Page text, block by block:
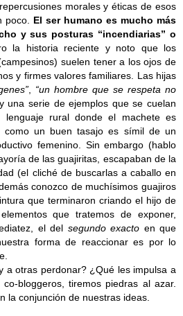
morales y éticas de esos
poco. El ser humano es mucho más
y sus posturas “incendiarias” o
la historia reciente y noto que los
suelen tener a los ojos de
y firmes valores familiares. Las hijas
“un hombre que se respeta no
y una serie de ejemplos que se cuelan
rural donde el machete es
como un buen tasajo es símil de un
femenino. Sin embargo (hablo
de las guajiritas, escapaban de la
(el cliché de buscarlas a caballo en
conozco de muchísimos guajiros
que terminaron criando el hijo de
que tratemos de exponer,
el del segundo exacto en que
forma de reaccionar es por lo
a otras perdonar? ¿Qué les impulsa a
bloggeros, tiremos piedras al azar.
la conjunción de nuestras ideas.